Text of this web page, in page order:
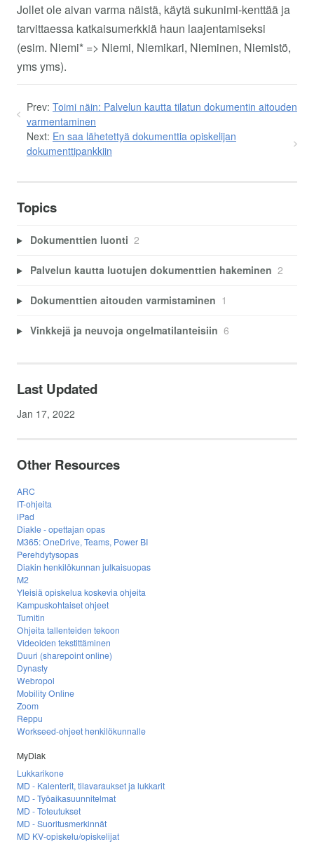
Jollet ole aivan varma näistä, käytä sukunimi-kenttää ja
tarvittaessa katkaisumerkkiä haun laajentamiseksi
(esim. Niemi* => Niemi, Niemikari, Nieminen, Niemistö,
yms yms).
Prev: Toimi näin: Palvelun kautta tilatun dokumentin aitouden
varmentaminen
Next: En saa lähetettyä dokumenttia opiskelijan
dokumenttipankkiin
Topics
Dokumenttien luonti 2
Palvelun kautta luotujen dokumenttien hakeminen 2
Dokumenttien aitouden varmistaminen 1
Vinkkejä ja neuvoja ongelmatilanteisiin 6
Last Updated
Jan 17, 2022
Other Resources
ARC
IT-ohjeita
iPad
Diakle - opettajan opas
M365: OneDrive, Teams, Power BI
Perehdytysopas
Diakin henkilökunnan julkaisuopas
M2
Yleisiä opiskelua koskevia ohjeita
Kampuskohtaiset ohjeet
Turnitin
Ohjeita tallenteiden tekoon
Videoiden tekstittäminen
Duuri (sharepoint online)
Dynasty
Webropol
Mobility Online
Zoom
Reppu
Workseed-ohjeet henkilökunnalle
MyDiak
Lukkarikone
MD - Kalenterit, tilavaraukset ja lukkarit
MD - Työaikasuunnitelmat
MD - Toteutukset
MD - Suoritusmerkinnät
MD KV-opiskelu/opiskelijat